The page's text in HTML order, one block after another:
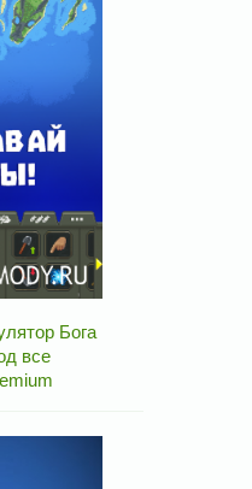
Бога
все